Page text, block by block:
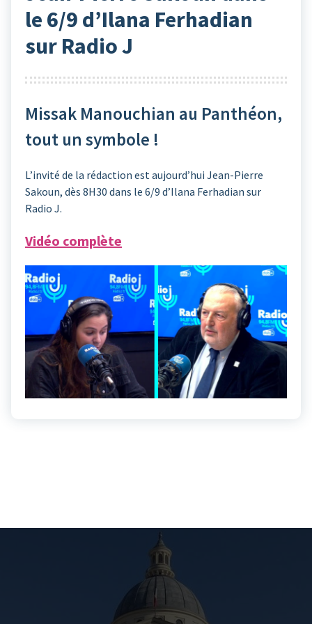
le 6/9 d’Ilana Ferhadian
sur Radio J
Missak Manouchian au Panthéon,
tout un symbole !
L’invité de la rédaction est aujourd’hui Jean-Pierre
Sakoun, dès 8H30 dans le 6/9 d’Ilana Ferhadian sur
Radio J.
Vidéo complète